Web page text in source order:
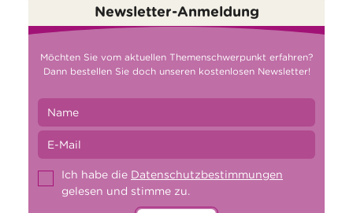
Newsletter-Anmeldung
Möchten Sie vom aktuellen Themenschwerpunkt erfahren?
Dann bestellen Sie doch unseren kostenlosen Newsletter!
Ich habe die Datenschutzbestimmungen
gelesen und stimme zu.